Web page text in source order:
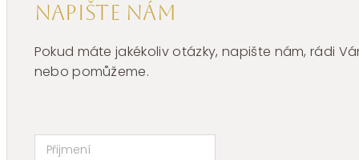
Napište nám
Pokud máte jakékoliv otázky, napište nám, rádi
nebo pomůžeme.